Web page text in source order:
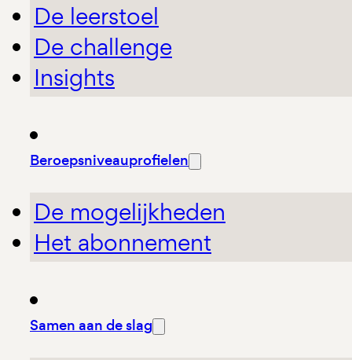
De leerstoel
De challenge
Insights
Beroepsniveauprofielen
De mogelijkheden
Het abonnement
Samen aan de slag